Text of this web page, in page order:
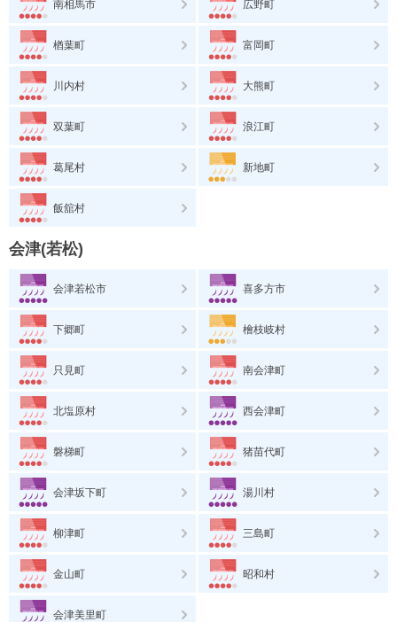
南相馬市 広野町
楢葉町 富岡町
川内村 大熊町
双葉町 浪江町
葛尾村 新地町
飯舘村
会津(若松)
会津若松市 喜多方市
下郷町 檜枝岐村
只見町 南会津町
北塩原村 西会津町
磐梯町 猪苗代町
会津坂下町 湯川村
柳津町 三島町
金山町 昭和村
会津美里町